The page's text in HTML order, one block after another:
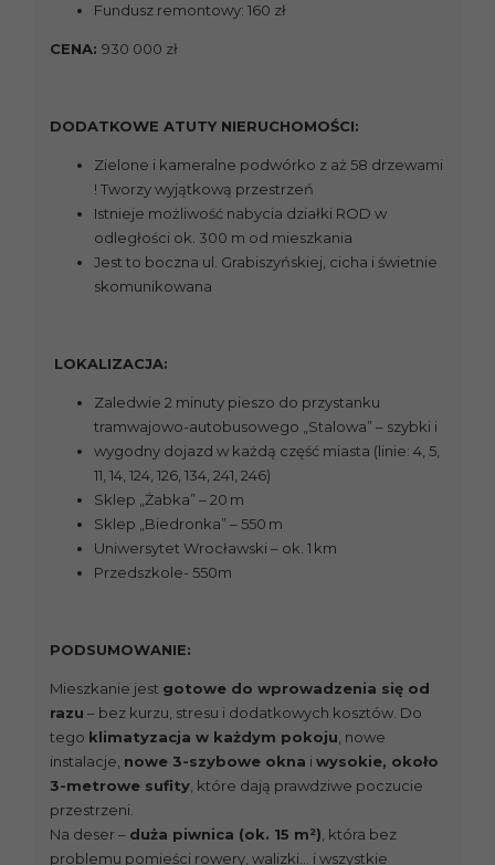
Fundusz remontowy: 160 zł
CENA: 930 000 zł
DODATKOWE ATUTY NIERUCHOMOŚCI:
Zielone i kameralne podwórko z aż 58 drzewami
! Tworzy wyjątkową przestrzeń
Istnieje możliwość nabycia działki ROD w
odległości ok. 300 m od mieszkania
Jest to boczna ul. Grabiszyńskiej, cicha i świetnie
skomunikowana
LOKALIZACJA:
Zaledwie 2 minuty pieszo do przystanku
tramwajowo-autobusowego „Stalowa” – szybki i
wygodny dojazd w każdą część miasta (linie: 4, 5,
11, 14, 124, 126, 134, 241, 246)
Sklep „Żabka” – 20 m
Sklep „Biedronka” – 550 m
Uniwersytet Wrocławski – ok. 1 km
Przedszkole- 550m
PODSUMOWANIE:
Mieszkanie jest gotowe do wprowadzenia się od
razu – bez kurzu, stresu i dodatkowych kosztów. Do
tego klimatyzacja w każdym pokoju , nowe
instalacje, nowe 3-szybowe okna i wysokie, około
3-metrowe sufity , które dają prawdziwe poczucie
przestrzeni.
Na deser – duża piwnica (ok. 15 m²) , która bez
problemu pomieści rowery, walizki… i wszystkie